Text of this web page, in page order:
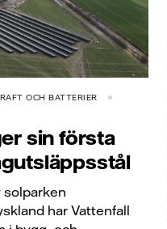
OCH BATTERIER
sin första
solparken
har Vattenfall